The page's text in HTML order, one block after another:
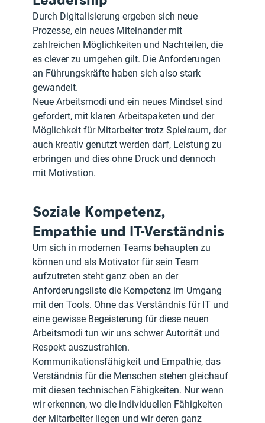
Durch Digitalisierung ergeben sich neue
Prozesse, ein neues Miteinander mit
zahlreichen Möglichkeiten und Nachteilen, die
es clever zu umgehen gilt. Die Anforderungen
an Führungskräfte haben sich also stark
gewandelt.
Neue Arbeitsmodi und ein neues Mindset sind
gefordert, mit klaren Arbeitspaketen und der
Möglichkeit für Mitarbeiter trotz Spielraum, der
auch kreativ genutzt werden darf, Leistung zu
erbringen und dies ohne Druck und dennoch
mit Motivation.
Soziale Kompetenz,
Empathie und IT-Verständnis
Um sich in modernen Teams behaupten zu
können und als Motivator für sein Team
aufzutreten steht ganz oben an der
Anforderungsliste die Kompetenz im Umgang
mit den Tools. Ohne das Verständnis für IT und
eine gewisse Begeisterung für diese neuen
Arbeitsmodi tun wir uns schwer Autorität und
Respekt auszustrahlen.
Kommunikationsfähigkeit und Empathie, das
Verständnis für die Menschen stehen gleichauf
mit diesen technischen Fähigkeiten. Nur wenn
wir erkennen, wo die individuellen Fähigkeiten
der Mitarbeiter liegen und wir deren ganz